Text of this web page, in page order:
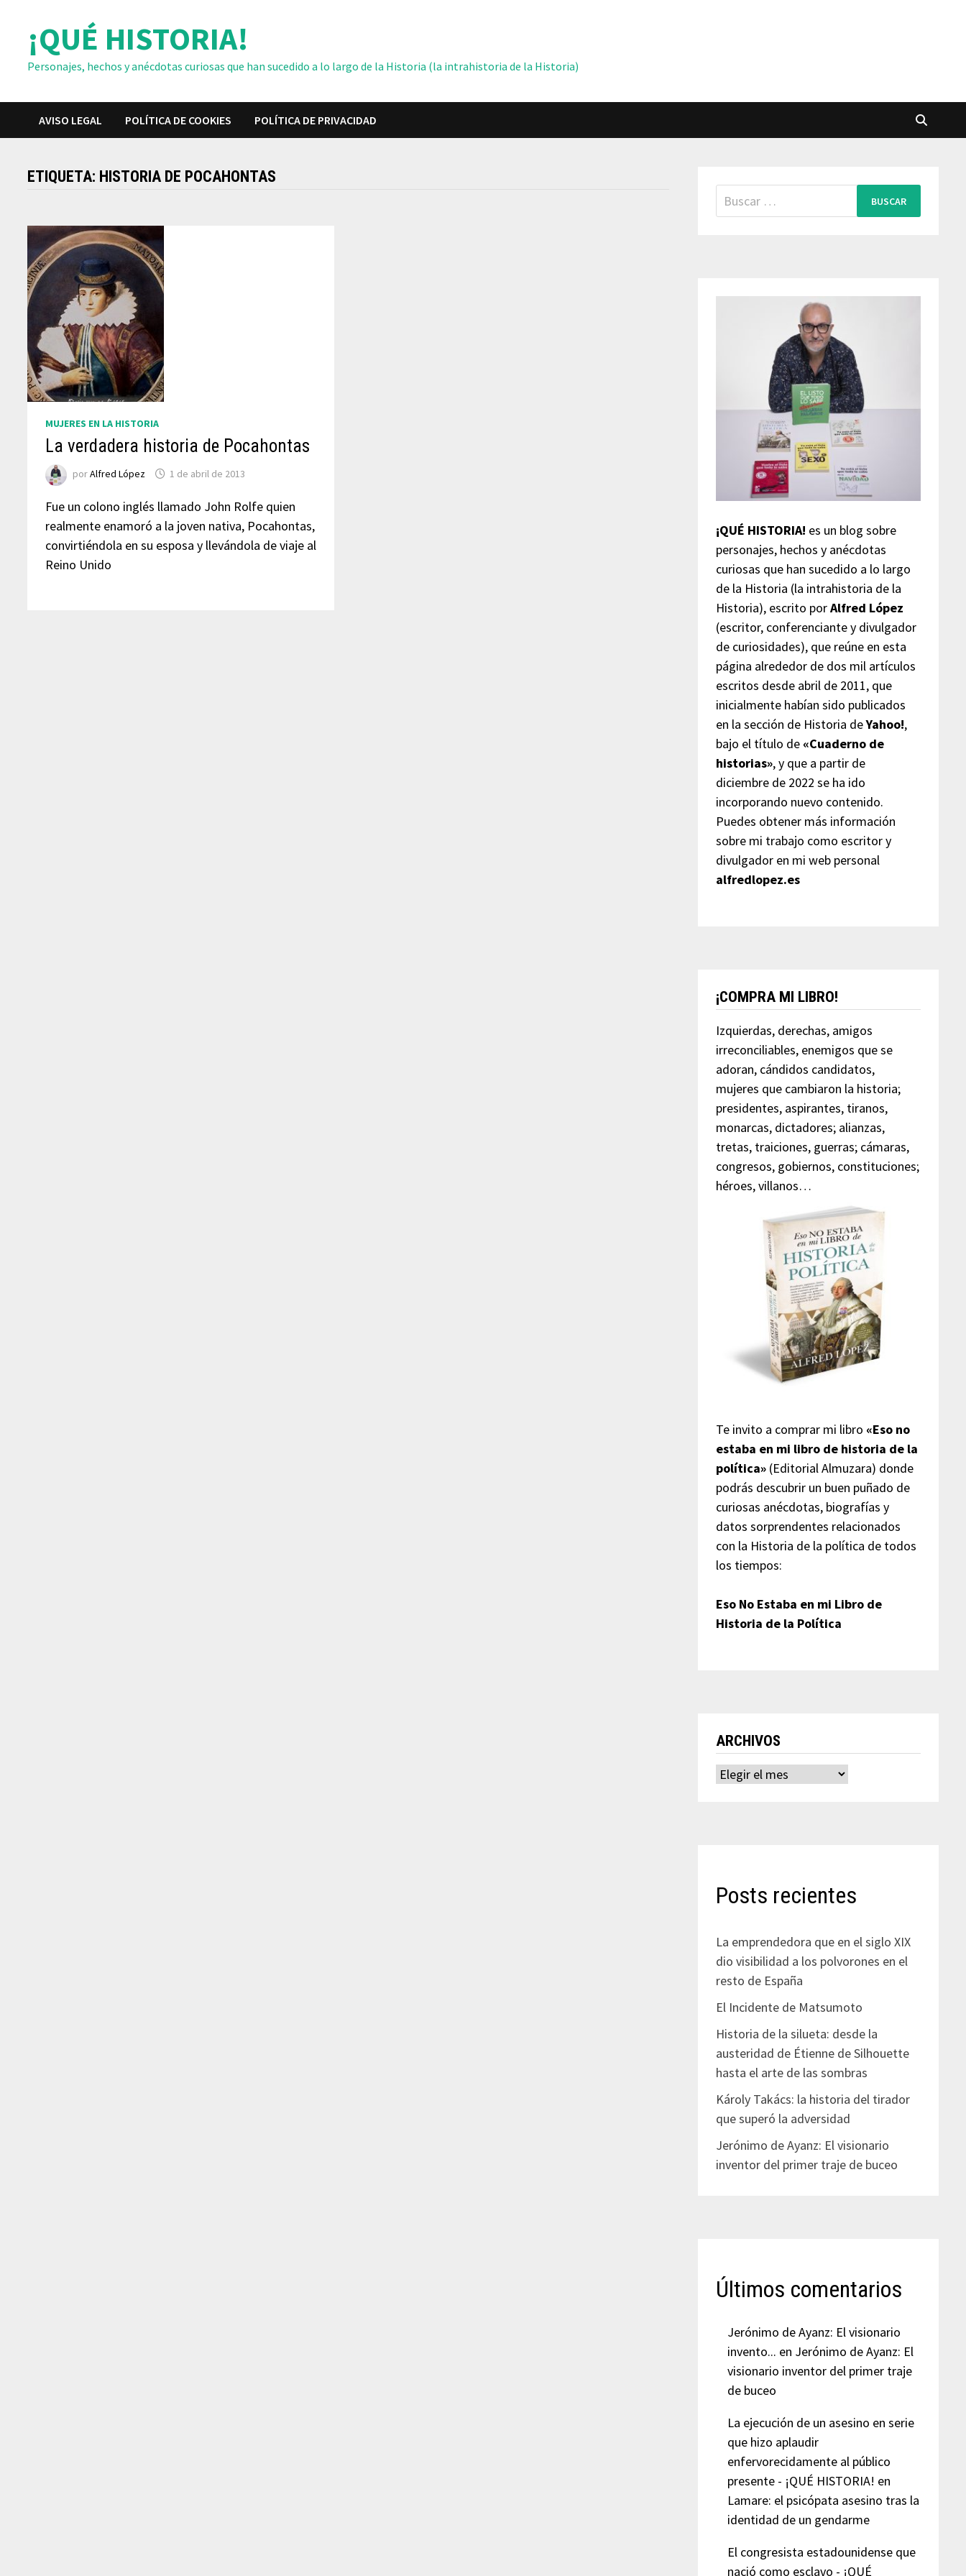
contenido¡QUÉ HISTORIA!
Personajes, hechos y anécdotas curiosas que han sucedido a lo largo de la Historia (la intrahistoria de la Historia)
AVISO LEGAL POLÍTICA DE COOKIES POLÍTICA DE PRIVACIDAD
ETIQUETA: HISTORIA DE POCAHONTAS
MUJERES EN LA HISTORIA
La verdadera historia de Pocahontas
porAlfred López 1 de abril de 2013
Fue un colono inglés llamado John Rolfe quien
realmente enamoró a la joven nativa, Pocahontas,
convirtiéndola en su esposa y llevándola de viaje al
Reino Unido
Buscar:
¡QUÉ HISTORIA! es un blog sobre
personajes, hechos y anécdotas
curiosas que han sucedido a lo largo
de la Historia (la intrahistoria de la
Historia), escrito porAlfred López
(escritor, conferenciante y divulgador
de curiosidades), que reúne en esta
página alrededor de dos mil artículos
escritos desde abril de 2011, que
inicialmente habían sido publicados
en la sección de Historia deYahoo!,
bajo el título de «Cuaderno de
historias», y que a partir de
diciembre de 2022 se ha ido
incorporando nuevo contenido.
Puedes obtener más información
sobre mi trabajo como escritor y
divulgador en mi web personal
alfredlopez.es
¡COMPRA MI LIBRO!
Izquierdas, derechas, amigos
irreconciliables, enemigos que se
adoran, cándidos candidatos,
mujeres que cambiaron la historia;
presidentes, aspirantes, tiranos,
monarcas, dictadores; alianzas,
tretas, traiciones, guerras; cámaras,
congresos, gobiernos, constituciones;
héroes, villanos…
Te invito a comprar mi libro «Eso no
estaba en mi libro de historia de la
política»(Editorial Almuzara) donde
podrás descubrir un buen puñado de
curiosas anécdotas, biografías y
datos sorprendentes relacionados
con la Historia de la política de todos
los tiempos:
Eso No Estaba en mi Libro de
Historia de la Política
ARCHIVOS
Archivos
Posts recientes
La emprendedora que en el siglo XIX
dio visibilidad a los polvorones en el
resto de España
El Incidente de Matsumoto
Historia de la silueta: desde la
austeridad de Étienne de Silhouette
hasta el arte de las sombras
Károly Takács: la historia del tirador
que superó la adversidad
Jerónimo de Ayanz: El visionario
inventor del primer traje de buceo
Últimos comentarios
Jerónimo de Ayanz: El visionario
invento... en Jerónimo de Ayanz: El
visionario inventor del primer traje
de buceo
La ejecución de un asesino en serie
que hizo aplaudir
enfervorecidamente al público
presente - ¡QUÉ HISTORIA! en
Lamare: el psicópata asesino tras la
identidad de un gendarme
El congresista estadounidense que
nació como esclavo - ¡QUÉ